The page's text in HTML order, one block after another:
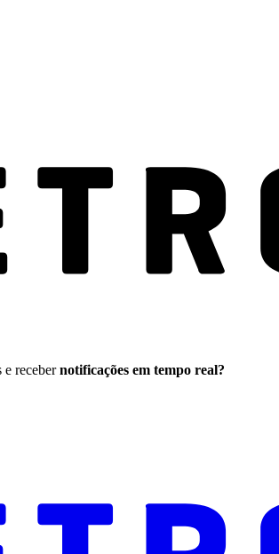
e receber notificações em tempo real?